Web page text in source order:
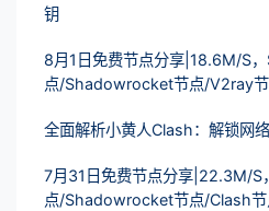
钥
8月1日免费节点分享|18.6M/S
点/Shadowrocket节点/V2ray
全面解析小黄人Clash：解锁网
7月31日免费节点分享|22.3M/S
点/Shadowrocket节点/Clash